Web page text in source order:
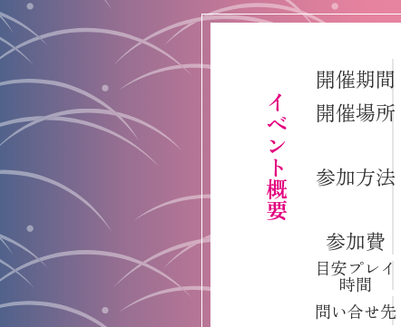
イベント概要
開催期間
開催場所
参加方法
参加費
目安プレイ
時間
問い合せ先